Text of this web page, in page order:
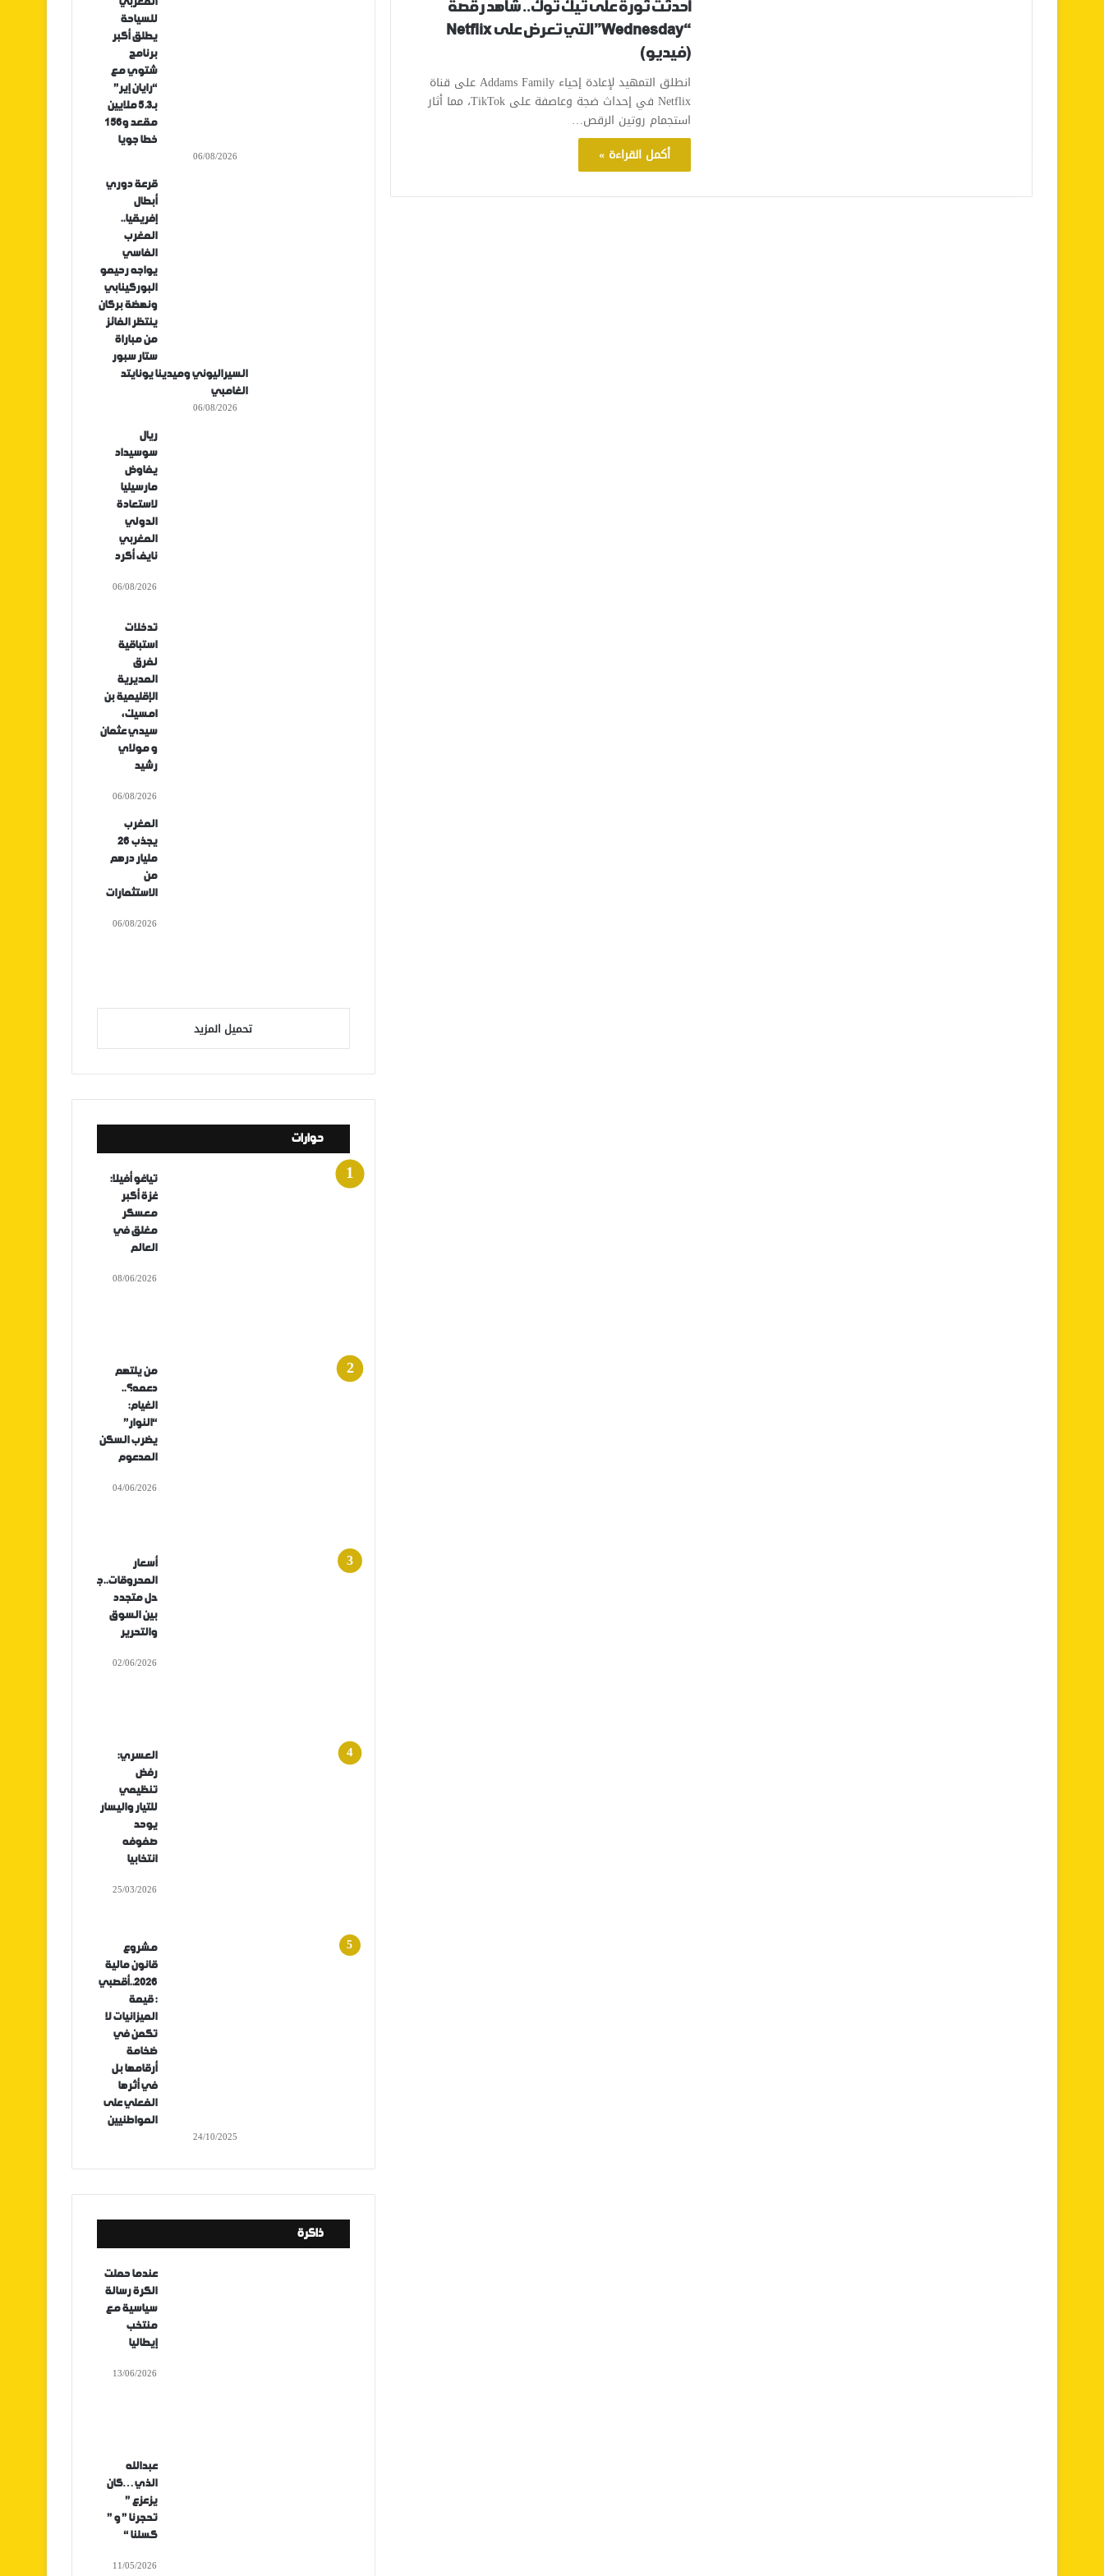
أحدثت ثورة على تيك توك.. شاهد رقصة
“Wednesday” التي تعرض على Netflix
(فيديو)
انطلق التمهيد لإعادة إحياء Addams Family على قناة
Netflix في إحداث ضجة وعاصفة على TikTok، مما أثار
استجمام روتين الرقص…
أكمل القراءة »
للسياحة
يطلق أكبر
برنامج
شتوي مع
“رايان إير”
بـ5.3 ملايين
مقعد و156
خطا جويا
06/08/2026
قرعة دوري
أبطال
إفريقيا..
المغرب
الفاسي
يواجه رحيمو
البوركينابي
ونهضة بركان
ينتظر الفائز
من مباراة
ستار سبور
السيراليوني وميدينا يونايتد
الغامبي
06/08/2026
ريال
سوسيداد
يفاوض
مارسيليا
لاستعادة
الدولي
المغربي
نايف أكرد
06/08/2026
تدخلات
استباقية
لفرق
المديرية
الإقليمية بن
امسيك،
سيدي عثمان
و مولاي
رشيد
06/08/2026
المغرب
يجذب 26
مليار درهم
من
الاستثمارات
06/08/2026
تحميل المزيد
حوارات
تياغو أفيلا:
غزة أكبر
معسكر
مغلق في
العالم
08/06/2026
من يلتهم
دعمه؟..
الغيام:
“النوار”
يضرب السكن
المدعوم
04/06/2026
أسعار
المحروقات..ج
دل متجدد
بين السوق
والتحرير
02/06/2026
العسري:
رفض
تنظيمي
للتيار واليسار
يوحد
صفوفه
انتخابيا
25/03/2026
مشروع
قانون مالية
2026..أقصبي
: قيمة
الميزانيات لا
تكمن في
ضخامة
أرقامها بل
في أثرها
الفعلي على
المواطنيين
24/10/2025
ذاكرة
عندما حملت
الكرة رسالة
سياسية مع
منتخب
إيطاليا
13/06/2026
عبدالله
الذي…كان
يزعزع ”
تحجرنا ” و ”
كسلنا “
11/05/2026